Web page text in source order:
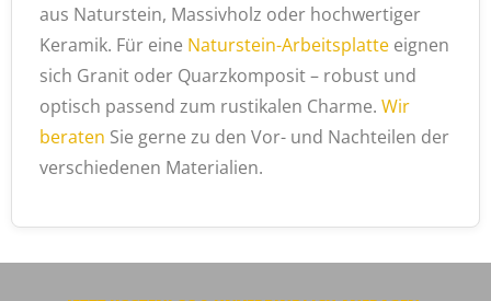
aus Naturstein, Massivholz oder hochwertiger
Keramik. Für eine Naturstein-Arbeitsplatte eignen
sich Granit oder Quarzkomposit – robust und
optisch passend zum rustikalen Charme. Wir
beraten Sie gerne zu den Vor- und Nachteilen der
verschiedenen Materialien.